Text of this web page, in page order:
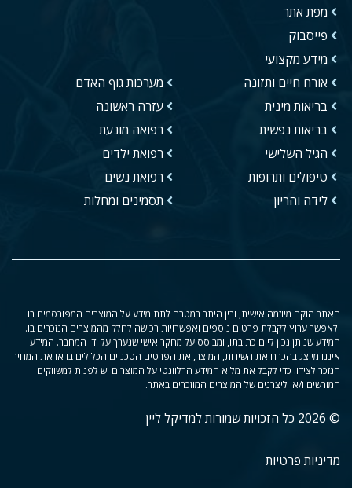
מפת אתר
פייסבוק
מידע מקצועי
אורח חיים ותזונה
בריאות מינית
בריאות נפשית
הגיל השלישי
טיפולים ותרופות
לידה והריון
מערכות גוף האדם
עזרה ראשונה
רפואה מונעת
רפואת ילדים
רפואת נשים
תסמינים ומחלות
האתר הוקם מיוזמה אישית, ובין היתר במטרה לתת מידע על המוצרים המפורסמים בו
ולאפשר ערוץ לקבלת פרטים נוספים ואפשרויות רכישה לחלק מהמוצרים הנזכרים בו.
המידע שניתן נכון ליום כתיבתו, ומבוסס על מחקר אישי שנערך על ידי המחבר. המידע
איננו מייצג בהכרח את השירות, המוצר, את הפרטים הטכניים הכלולים בו או את המחיר
הנזכר לצידו. כדי לקבל את מלוא המידע הרלוונטי על המוצרים יש לפנות למשווקים
המורשים ו/או ליצרנים של המוצרים המוזכרים באתר.
© 2026 כל הזכויות שמורות למדיקל ליין
מדיניות פרטיות